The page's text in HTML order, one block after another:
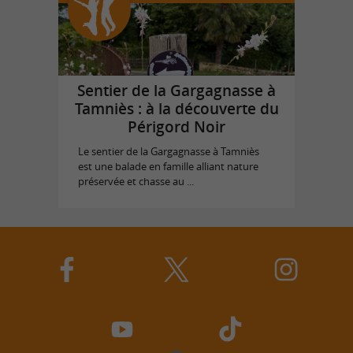
Sentier de la Gargagnasse à
Tamniès : à la découverte du
Périgord Noir
Le sentier de la Gargagnasse à Tamniès
est une balade en famille alliant nature
préservée et chasse au ...